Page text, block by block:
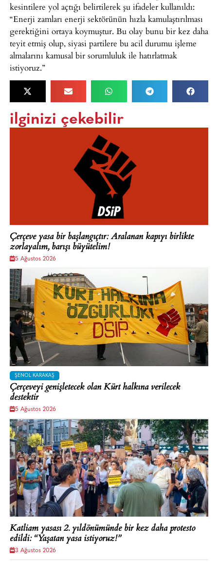
kesintilere yol açtığı belirtilerek şu ifadeler kullanıldı:
“Enerji zamları enerji sektörünün hızla kamulaştırılması
gerektiğini ortaya koymuştur. Bu olay bunu bir kez daha
teyit etmiş olup, siyasi partilere bu acil durumu işleme
almalarını kamusal bir sorumluluk ile hatırlatmak
istiyoruz.”
ilginizi çekebilir
Çerçeve yasa bir başlangıçtır: Aralanan kapıyı birlikte
zorlayalım, barışı büyütelim!
5 Ağustos 2026
ŞENOL KARAKAŞ
Çerçeveyi genişletecek olan Kürt halkına verilecek
destektir
5 Ağustos 2026
Katliam yasası 2. yıldönümünde bir kez daha protesto
edildi: “Yaşatan yasa istiyoruz!”
3 Ağustos 2026